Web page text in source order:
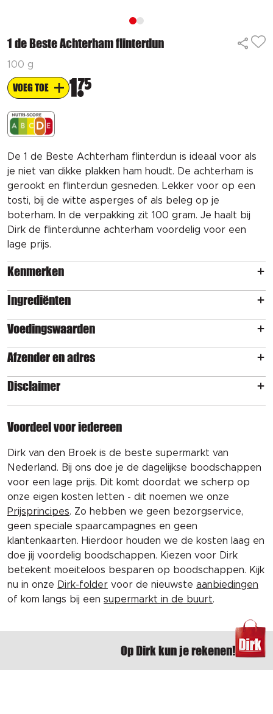
1 de Beste Achterham flinterdun
100 g
VOEG TOE 1 75
De 1 de Beste Achterham flinterdun is ideaal voor als
je niet van dikke plakken ham houdt. De achterham is
gerookt en flinterdun gesneden. Lekker voor op een
tosti, bij de witte asperges of als beleg op je
boterham. In de verpakking zit 100 gram. Je haalt bij
Dirk de flinterdunne achterham voordelig voor een
lage prijs.
Kenmerken
Ingrediënten
Voedingswaarden
Afzender en adres
Disclaimer
Voordeel voor iedereen
Dirk van den Broek is de beste supermarkt van
Nederland. Bij ons doe je de dagelijkse boodschappen
voor een lage prijs. Dit komt doordat we scherp op
onze eigen kosten letten - dit noemen we onze
Prijsprincipes. Zo hebben we geen bezorgservice,
geen speciale spaarcampagnes en geen
klantenkaarten. Hierdoor houden we de kosten laag en
doe jij voordelig boodschappen. Kiezen voor Dirk
betekent moeiteloos besparen op boodschappen. Kijk
nu in onze Dirk-folder voor de nieuwste aanbiedingen
of kom langs bij een supermarkt in de buurt.
Op Dirk kun je rekenen!